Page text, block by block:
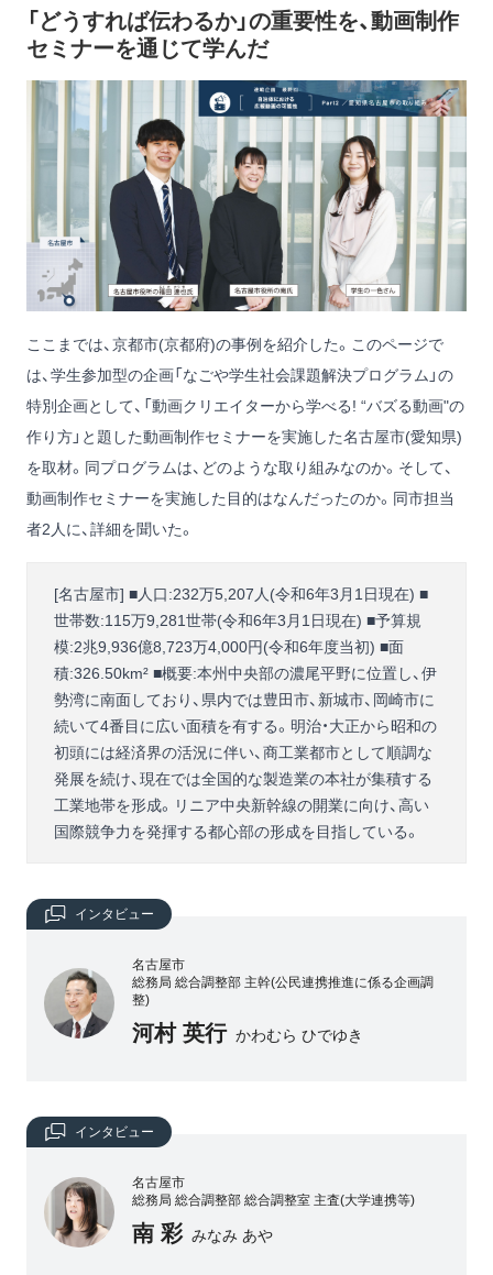
「どうすれば伝わるか」の重要性を、動画制作
セミナーを通じて学んだ
ここまでは、京都市(京都府)の事例を紹介した。このページで
は、学生参加型の企画「なごや学生社会課題解決プログラム」の
特別企画として、「動画クリエイターから学べる! “バズる動画"の
作り方」と題した動画制作セミナーを実施した名古屋市(愛知県)
を取材。同プログラムは、どのような取り組みなのか。そして、
動画制作セミナーを実施した目的はなんだったのか。同市担当
者2人に、詳細を聞いた。
[名古屋市] ■人口:232万5,207人(令和6年3月1日現在) ■
世帯数:115万9,281世帯(令和6年3月1日現在) ■予算規
模:2兆9,936億8,723万4,000円(令和6年度当初) ■面
積:326.50km² ■概要:本州中央部の濃尾平野に位置し、伊
勢湾に南面しており、県内では豊田市、新城市、岡崎市に
続いて4番目に広い面積を有する。明治・大正から昭和の
初頭には経済界の活況に伴い、商工業都市として順調な
発展を続け、現在では全国的な製造業の本社が集積する
工業地帯を形成。リニア中央新幹線の開業に向け、高い
国際競争力を発揮する都心部の形成を目指している。
インタビュー
名古屋市
総務局 総合調整部 主幹(公民連携推進に係る企画調
整)
河村 英行 かわむら ひでゆき
インタビュー
名古屋市
総務局 総合調整部 総合調整室 主査(大学連携等)
南 彩 みなみ あや